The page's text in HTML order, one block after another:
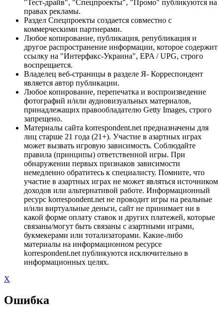
"Тест-драйв", "Спецпроекты", "Промо" публикуются на
правах рекламы.
Раздел Спецпроекты создается совместно с
коммерческими партнерами.
Любое копирование, публикация, републикация и
другое распространение информации, которое содержит
ссылку на "Интерфакс-Украина", EPA / UPG, строго
воспрещается.
Владелец веб-страницы в разделе Я- Корреспондент
является автор публикации.
Любое копирование, перепечатка и воспроизведение
фотографий и/или аудиовизуальных материалов,
принадлежащих правообладателю Getty Images, строго
запрещено.
Материалы сайта korrespondent.net предназначены для
лиц старше 21 года (21+). Участие в азартных играх
может вызвать игровую зависимость. Соблюдайте
правила (принципы) ответственной игры. При
обнаружении первых признаков зависимости
немедленно обратитесь к специалисту. Помните, что
участие в азартных играх не может являться источником
доходов или альтернативой работе. Информационный
ресурс korrespondent.net не проводит игры на реальные
и/или виртуальные деньги, сайт не принимает ни в
какой форме оплату ставок и других платежей, которые
связаны/могут быть связаны с азартными играми,
букмекерами или тотализаторами. Какие-либо
материалы на информационном ресурсе
korrespondent.net публикуются исключительно в
информационных целях.
X
Ошибка